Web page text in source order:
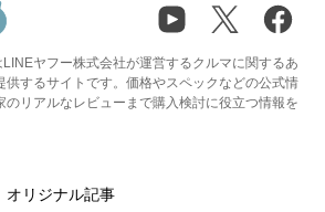
ヤフー株式会社が運営するクルマに関するあ
供するサイトです。価格やスペックなどの公式情
のリアルなレビューまで購入検討に役立つ情報を
オリジナル記事